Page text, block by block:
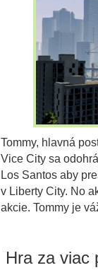
Tommy, hlavná
Vice City sa
Los Santos aby
v Liberty City. No
akcie. Tommy je
Hra za viac